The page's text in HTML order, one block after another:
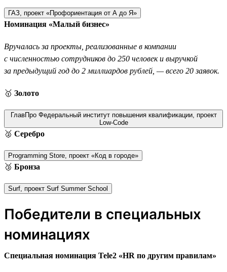
ГАЗ, проект «Профориентация от А до Я»
Номинация «Малый бизнес»
Вручалась за проекты, реализованные в компании
с численностью сотрудников до 250 человек и выручкой
за предыдущий год до 2 миллиардов рублей, — всего 20 заявок.
🥇 Золото
ГлавПро Федеральный институт повышения квалификации, проект
Low-Code
🥈 Серебро
Programming Store, проект «Код в городе»
🥉 Бронза
Surf, проект Surf Summer School
Победители в специальных
номинациях
Специальная номинация Tele2 «HR по другим правилам»